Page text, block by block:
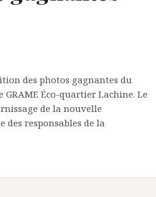
des photos gagnantes du
GRAME Éco-quartier Lachine. Le
de la nouvelle
des responsables de la